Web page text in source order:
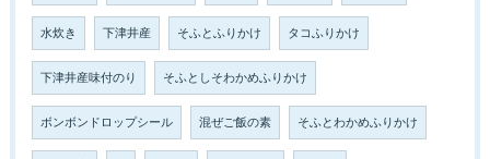
水炊き 下津井産 そふとふりかけ タコふりかけ
下津井産味付のり そふとしそわかめふりかけ
ボンボンドロップシール 混ぜご飯の素 そふとわかめふりかけ